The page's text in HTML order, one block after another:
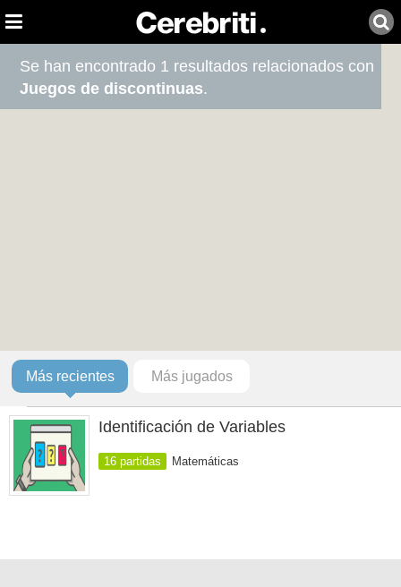
Se han encontrado 1 resultados relacionados con
Juegos de discontinuas.
Más recientes Más jugados
Identificación de Variables
16 partidas Matemáticas